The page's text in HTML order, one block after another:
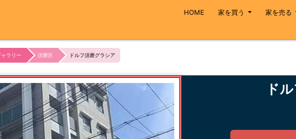
HOME 家を買う 家を売る
ラリー 須磨区 ドルフ須磨グラシア
ド